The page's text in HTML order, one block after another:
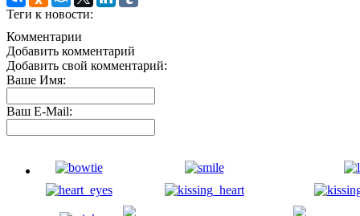
Теги к новости:
Комментарии
Добавить комментарий
Добавить свой комментарий:
Ваше Имя:
Ваш E-Mail: